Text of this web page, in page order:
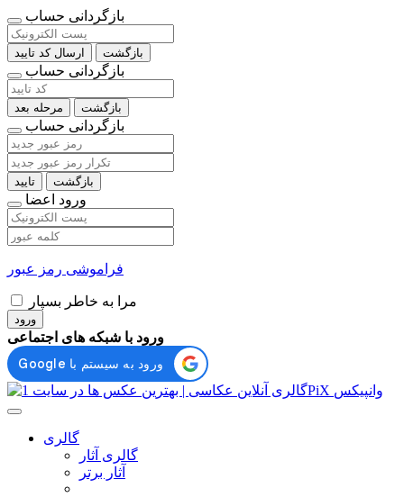
بازگردانی حساب
ارسال کد تایید بازگشت
بازگردانی حساب
مرحله بعد بازگشت
بازگردانی حساب
تایید بازگشت
ورود اعضا
فراموشی رمز عبور
مرا به خاطر بسپار
ورود
ورود با شبکه های اجتماعی
گالری
گالری آثار
آثار برتر